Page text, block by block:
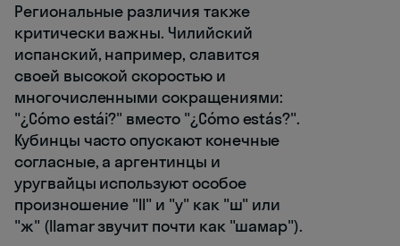
Региональные различия также
критически важны. Чилийский
испанский, например, славится
своей высокой скоростью и
многочисленными сокращениями:
"¿Cómo estái?" вместо "¿Cómo estás?".
Кубинцы часто опускают конечные
согласные, а аргентинцы и
уругвайцы используют особое
произношение "ll" и "y" как "ш" или
"ж" (llamar звучит почти как "шамар").